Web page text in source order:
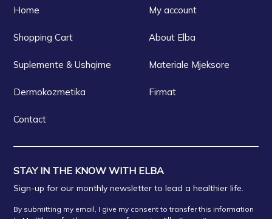
Home My account
Shopping Cart About Elba
Suplemente & Ushqime Materiale Mjeksore
Dermokozmetika Firmat
Contact
STAY IN THE KNOW WITH ELBA
Sign-up for our monthly newsletter to lead a healthier life.
By submitting my email, I give my consent to transfer this information